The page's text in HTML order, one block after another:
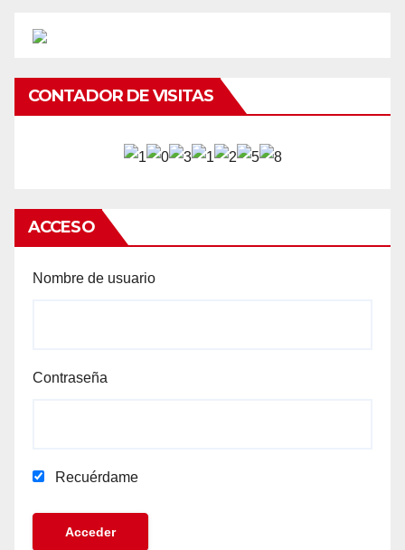
CONTADOR DE VISITAS
ACCESO
Nombre de usuario
Contraseña
Recuérdame